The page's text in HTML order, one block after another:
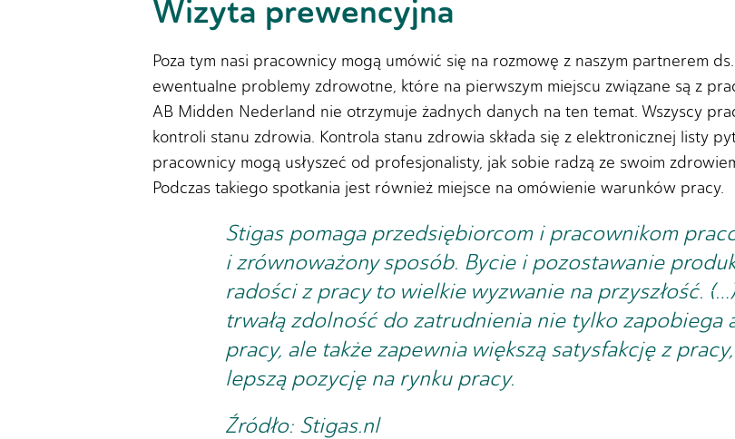
Wizyta prewencyjna
Poza tym nasi pracownicy mogą umówić się na rozmowę z naszym partnerem
ewentualne problemy zdrowotne, które na pierwszym miejscu związane są z
AB Midden Nederland nie otrzymuje żadnych danych na ten temat. Wszyscy
kontroli stanu zdrowia. Kontrola stanu zdrowia składa się z elektronicznej listy
pracownicy mogą usłyszeć od profesjonalisty, jak sobie radzą ze swoim
Podczas takiego spotkania jest również miejsce na omówienie warunków pracy.
Stigas pomaga przedsiębiorcom i pracownikom
i zrównoważony sposób. Bycie i pozostawanie
radości z pracy to wielkie wyzwanie na przyszłość.
trwałą zdolność do zatrudnienia nie tylko
pracy, ale także zapewnia większą satysfakcję z
lepszą pozycję na rynku pracy.
Źródło: Stigas.nl